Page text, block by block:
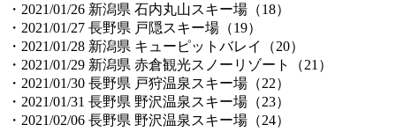
・2021/01/26 新潟県 石内丸山スキー場（18）
・2021/01/27 長野県 戸隠スキー場（19）
・2021/01/28 新潟県 キューピットバレイ（20）
・2021/01/29 新潟県 赤倉観光スノーリゾート（21）
・2021/01/30 長野県 戸狩温泉スキー場（22）
・2021/01/31 長野県 野沢温泉スキー場（23）
・2021/02/06 長野県 野沢温泉スキー場（24）